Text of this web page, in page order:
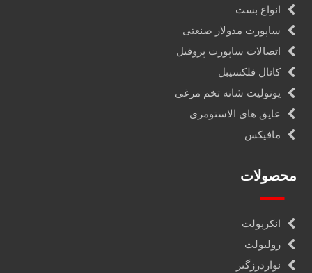
انواع بست
ساپورت مدولار صنعتی
اتصالات ساپورت پروفیل
کانال فلکسیبل
یونولیت شانه تخم مرغی
عایق های الاستومری
مافیکس
محصولات
انکربولت
رولبولت
نواردرزگیر